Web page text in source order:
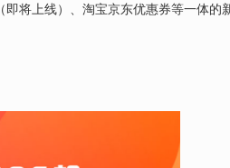
将上线）、淘宝京东优惠券等一体的